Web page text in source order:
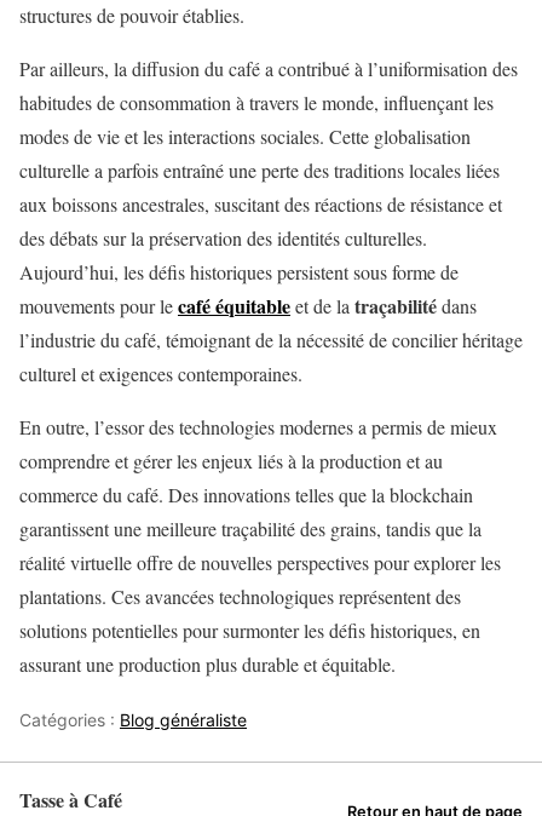
structures de pouvoir établies.
Par ailleurs, la diffusion du café a contribué à l’uniformisation des
habitudes de consommation à travers le monde, influençant les
modes de vie et les interactions sociales. Cette globalisation
culturelle a parfois entraîné une perte des traditions locales liées
aux boissons ancestrales, suscitant des réactions de résistance et
des débats sur la préservation des identités culturelles.
Aujourd’hui, les défis historiques persistent sous forme de
mouvements pour lecafé équitableet de la traçabilitédans
l’industrie du café, témoignant de la nécessité de concilier héritage
culturel et exigences contemporaines.
En outre, l’essor des technologies modernes a permis de mieux
comprendre et gérer les enjeux liés à la production et au
commerce du café. Des innovations telles que la blockchain
garantissent une meilleure traçabilité des grains, tandis que la
réalité virtuelle offre de nouvelles perspectives pour explorer les
plantations. Ces avancées technologiques représentent des
solutions potentielles pour surmonter les défis historiques, en
assurant une production plus durable et équitable.
Catégories : Blog généraliste
Tasse à Café Retour en haut de page